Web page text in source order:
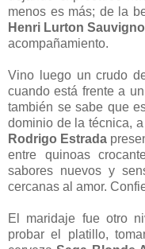
menos es más; de la
Henri Lurton
acompañamiento.
Vino luego un crudo
cuando está frente a
también se sabe que
dominio de la técnica,
Rodrigo Estrada
entre quinoas
sabores nuevos y
cercanas al amor.
El maridaje fue otro
probar el platillo,